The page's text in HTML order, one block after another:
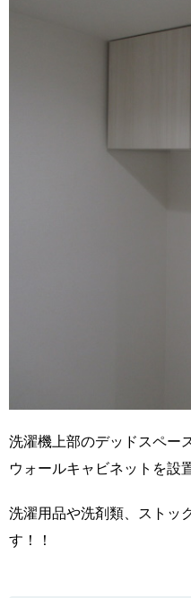
洗濯機上部のデッドスペー
ウォールキャビネットを設
洗濯用品や洗剤類、ストッ
す！！